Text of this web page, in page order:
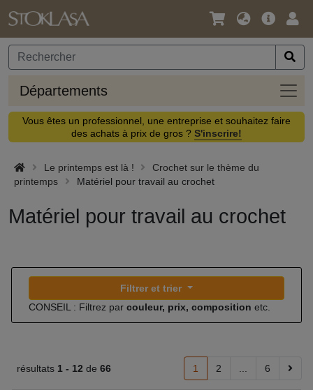
Langue
Devise
Offre
Départements
Vous êtes un professionnel, une entreprise et souhaitez faire
des achats à prix de gros ? S'inscrire!
Le printemps est là !
Crochet sur le thème du
printemps
Matériel pour travail au crochet
Matériel pour travail au crochet
Filtrer et trier
CONSEIL : Filtrez par couleur, prix, composition etc.
résultats 1 - 12 de 66 1 2 6